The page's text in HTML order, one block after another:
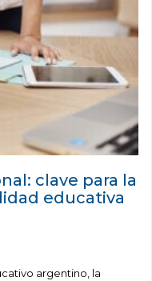
clave para la
educativa
argentino, la